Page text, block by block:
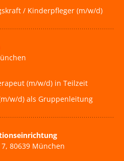
/ Kinderpfleger (m/w/d)
(m/w/d) in Teilzeit
w/d) als Gruppenleitung
80639 München